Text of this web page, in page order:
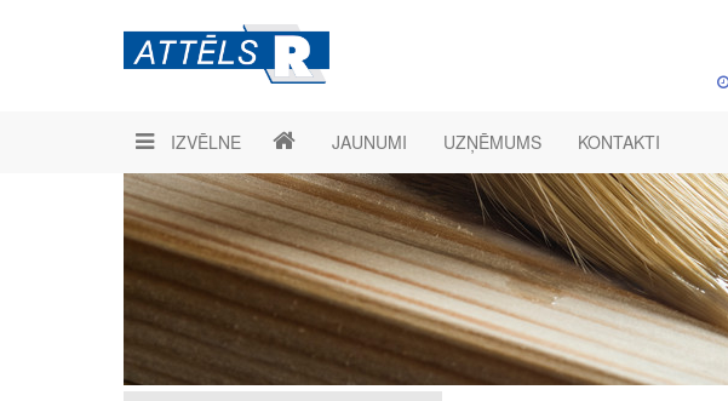
IZVĒLNE JAUNUMI UZŅĒMUMS KONTAKTI